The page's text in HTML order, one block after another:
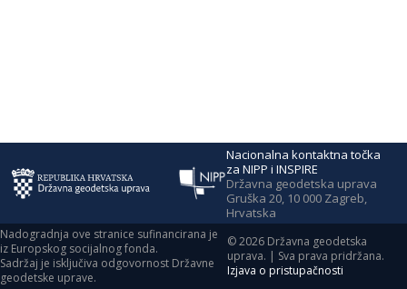
Nacionalna kontaktna točka
za NIPP i INSPIRE
Državna geodetska uprava
Gruška 20, 10 000 Zagreb,
Hrvatska
Nadogradnja ove stranice sufinancirana je
iz Europskog socijalnog fonda.
Sadržaj je isključiva odgovornost Državne
geodetske uprave.
©2026 Državna geodetska
uprava. | Sva prava pridržana.
Izjava o pristupačnosti